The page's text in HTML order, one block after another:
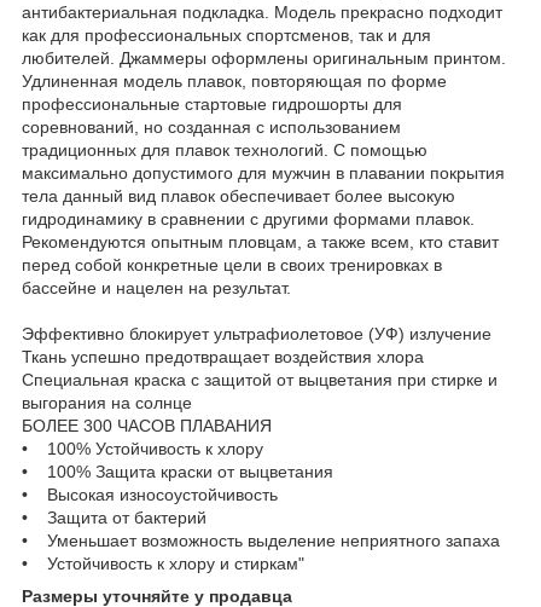
антибактериальная подкладка. Модель прекрасно подходит
как для профессиональных спортсменов, так и для
любителей. Джаммеры оформлены оригинальным принтом.
Удлиненная модель плавок, повторяющая по форме
профессиональные стартовые гидрошорты для
соревнований, но созданная с использованием
традиционных для плавок технологий. С помощью
максимально допустимого для мужчин в плавании покрытия
тела данный вид плавок обеспечивает более высокую
гидродинамику в сравнении с другими формами плавок.
Рекомендуются опытным пловцам, а также всем, кто ставит
перед собой конкретные цели в своих тренировках в
бассейне и нацелен на результат.
Эффективно блокирует ультрафиолетовое (УФ) излучение
Ткань успешно предотвращает воздействия хлора
Специальная краска с защитой от выцветания при стирке и
выгорания на солнце
БОЛЕЕ 300 ЧАСОВ ПЛАВАНИЯ
• 100% Устойчивость к хлору
• 100% Защита краски от выцветания
• Высокая износоустойчивость
• Защита от бактерий
• Уменьшает возможность выделение неприятного запаха
• Устойчивость к хлору и стиркам"
Размеры уточняйте у продавца